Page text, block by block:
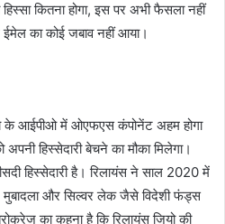
कितना होगा, इस पर अभी फैसला नहीं
का कोई जबाव नहीं आया।
के आईपीओ में ओएफएस कंपोनेंट अहम होगा
हिस्सेदारी बेचने का मौका मिलेगा।
हिस्सेदारी है। रिलायंस ने साल 2020 में
और सिल्वर लेक जैसे विदेशी फंड्स
का कहना है कि रिलायंस जियो की